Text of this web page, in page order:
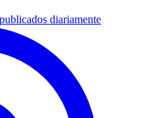
diariamente